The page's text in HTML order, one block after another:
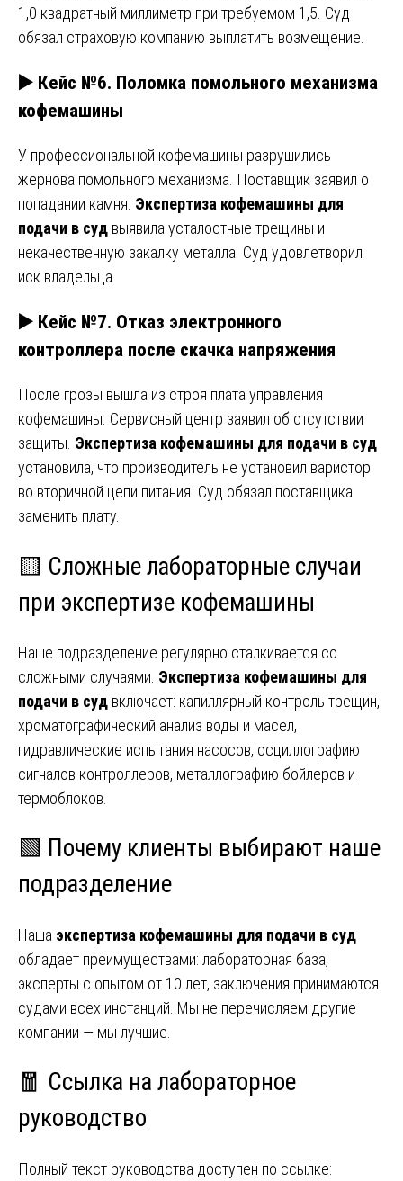
1,0 квадратный миллиметр при требуемом 1,5. Суд
обязал страховую компанию выплатить возмещение.
▶️ Кейс №6. Поломка помольного механизма
кофемашины
У профессиональной кофемашины разрушились
жернова помольного механизма. Поставщик заявил о
попадании камня. Экспертиза кофемашины для
подачи в суд выявила усталостные трещины и
некачественную закалку металла. Суд удовлетворил
иск владельца.
▶️ Кейс №7. Отказ электронного
контроллера после скачка напряжения
После грозы вышла из строя плата управления
кофемашины. Сервисный центр заявил об отсутствии
защиты. Экспертиза кофемашины для подачи в суд
установила, что производитель не установил варистор
во вторичной цепи питания. Суд обязал поставщика
заменить плату.
🟨 Сложные лабораторные случаи
при экспертизе кофемашины
Наше подразделение регулярно сталкивается со
сложными случаями. Экспертиза кофемашины для
подачи в суд включает: капиллярный контроль трещин,
хроматографический анализ воды и масел,
гидравлические испытания насосов, осциллографию
сигналов контроллеров, металлографию бойлеров и
термоблоков.
🟩 Почему клиенты выбирают наше
подразделение
Наша экспертиза кофемашины для подачи в суд
обладает преимуществами: лабораторная база,
эксперты с опытом от 10 лет, заключения принимаются
судами всех инстанций. Мы не перечисляем другие
компании — мы лучшие.
🧧 Ссылка на лабораторное
руководство
Полный текст руководства доступен по ссылке: